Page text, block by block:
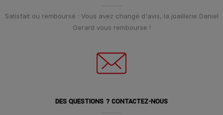
Satisfait ou remboursé : Vous avez changé d'avis, la joaillerie Daniel
Gerard vous rembourse !
DES QUESTIONS ? CONTACTEZ-NOUS